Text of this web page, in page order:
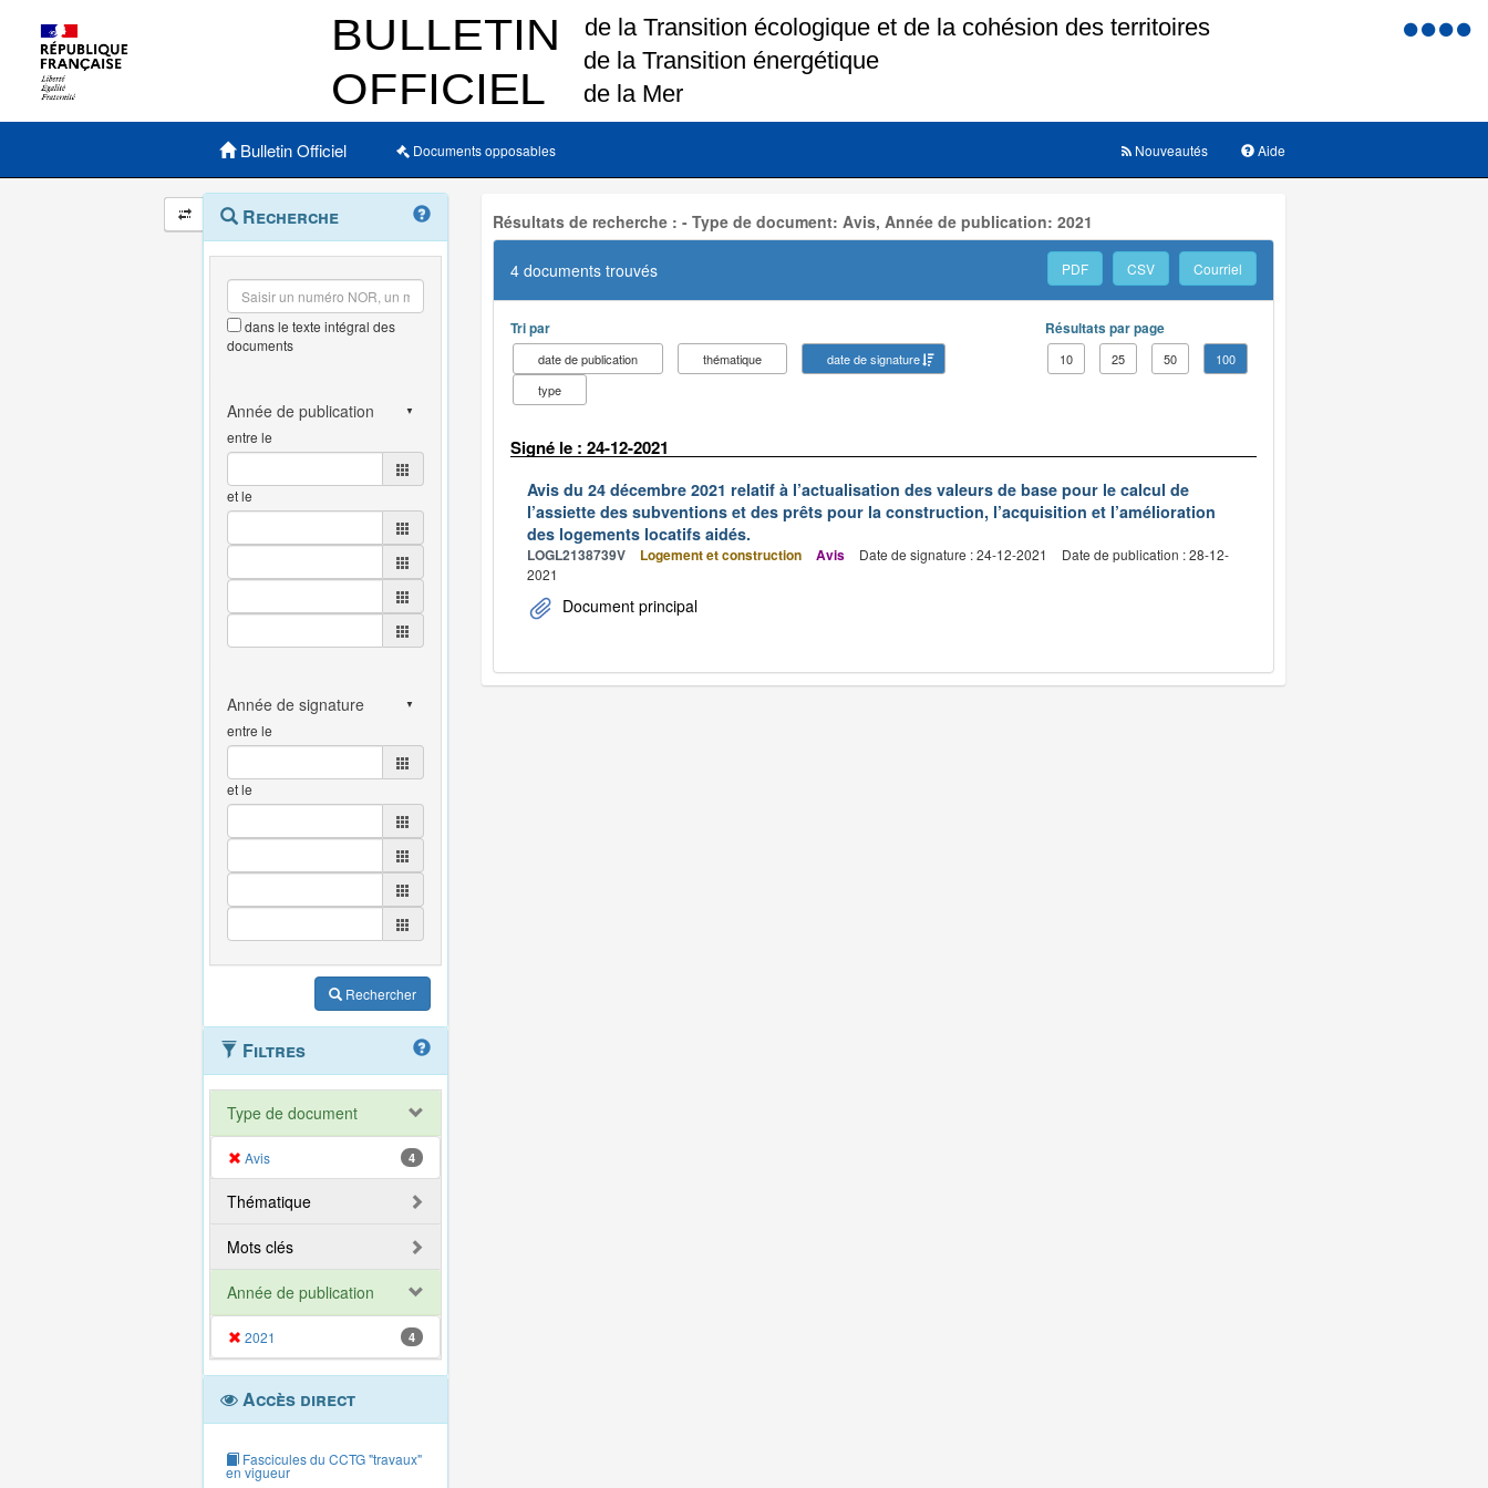
Menu
Menu principal
Bulletin Officiel Documents opposables Aide
Nouveautés
Navigation
et
outils
annexes
Menu
contextuel
Recherche
dans le texte intégral des
documents
entre le
et le
entre le
et le
Rechercher
Filtres
Type de document
Avis 4
Thématique
Mots clés
Année de publication
2021 4
Accès direct
Fascicules du CCTG "travaux"
en vigueur
Résultats de recherche : - Type de document: Avis, Année de publication: 2021
4 documents trouvés PDF CSV Courriel
Tri par
date de publication thématique
date de signature
type
Résultats par page
10 25 50 100
Signé le : 24-12-2021
Avis du 24 décembre 2021 relatif à l’actualisation des valeurs de base pour le calcul de
l’assiette des subventions et des prêts pour la construction, l’acquisition et l’amélioration
des logements locatifs aidés.
LOGL2138739V Logement et construction Avis Date de signature : 24-12-2021
Date de publication : 28-12-
2021
Document principal